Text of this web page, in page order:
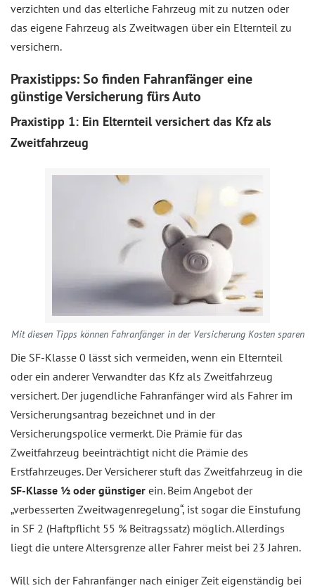
verzichten und das elterliche Fahrzeug mit zu nutzen oder
das eigene Fahrzeug als Zweitwagen über ein Elternteil zu
versichern.
Praxistipps: So finden Fahranfänger eine
günstige Versicherung fürs Auto
Praxistipp 1: Ein Elternteil versichert das Kfz als
Zweitfahrzeug
Mit diesen Tipps können Fahranfänger in der Versicherung Kosten sparen
Die SF-Klasse 0 lässt sich vermeiden, wenn ein Elternteil
oder ein anderer Verwandter das Kfz als Zweitfahrzeug
versichert. Der jugendliche Fahranfänger wird als Fahrer im
Versicherungsantrag bezeichnet und in der
Versicherungspolice vermerkt. Die Prämie für das
Zweitfahrzeug beeinträchtigt nicht die Prämie des
Erstfahrzeuges. Der Versicherer stuft das Zweitfahrzeug in die
SF-Klasse ½ oder günstiger ein. Beim Angebot der
„verbesserten Zweitwagenregelung“, ist sogar die Einstufung
in SF 2 (Haftpflicht 55 % Beitragssatz) möglich. Allerdings
liegt die untere Altersgrenze aller Fahrer meist bei 23 Jahren.
Will sich der Fahranfänger nach einiger Zeit eigenständig bei